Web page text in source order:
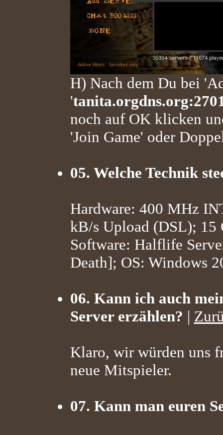
H) Nach dem Du bei
'
noch auf OK klicken
'Join Game' oder
05. Welche Technik
Hardware: 400 MHz
kB/s Upload (DSL); 15
Software: Halflife
Death]; OS: Windows
06. Kann ich auch
Server erzählen? |
Klaro, wir würden uns
neue Mitspieler.
07. Kann man euren